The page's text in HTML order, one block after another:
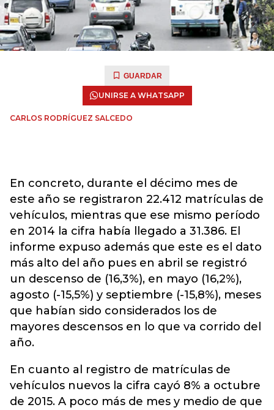
GUARDAR
UNIRSE A WHATSAPP
CARLOS RODRÍGUEZ SALCEDO
En concreto, durante el décimo mes de
este año se registraron 22.412 matrículas de
vehículos, mientras que ese mismo período
en 2014 la cifra había llegado a 31.386. El
informe expuso además que este es el dato
más alto del año pues en abril se registró
un descenso de (16,3%), en mayo (16,2%),
agosto (-15,5%) y septiembre (-15,8%), meses
que habían sido considerados los de
mayores descensos en lo que va corrido del
año.
En cuanto al registro de matrículas de
vehículos nuevos la cifra cayó 8% a octubre
de 2015. A poco más de mes y medio de que